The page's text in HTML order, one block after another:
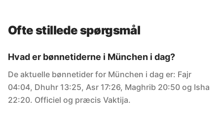
Ofte stillede spørgsmål
Hvad er bønnetiderne i München i dag?
De aktuelle bønnetider for München i dag er: Fajr
04:04, Dhuhr 13:25, Asr 17:26, Maghrib 20:50 og Isha
22:20. Officiel og præcis Vaktija.